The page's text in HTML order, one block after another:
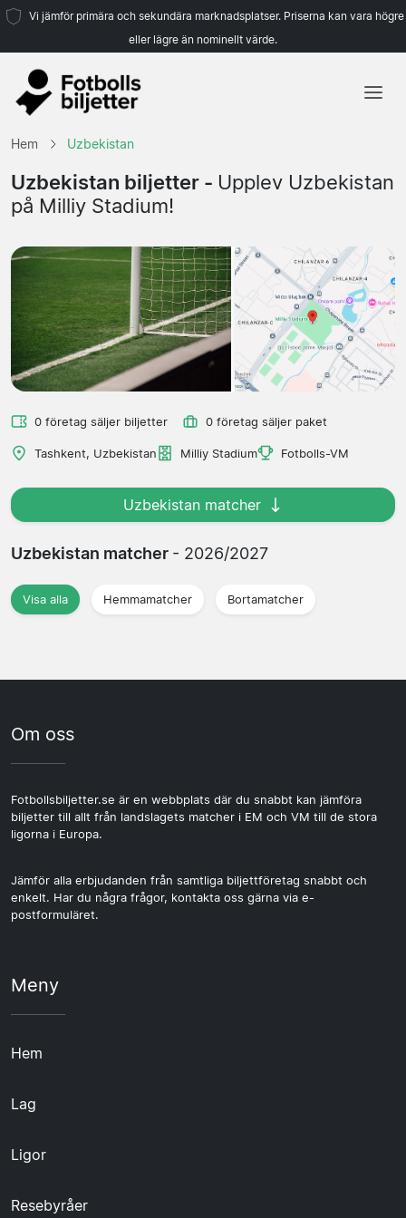
Vi jämför primära och sekundära marknadsplatser. Priserna kan vara högre
eller lägre än nominellt värde.
Hem Uzbekistan
Uzbekistan biljetter - Upplev Uzbekistan
på Milliy Stadium!
0 företag säljer biljetter 0 företag säljer paket
Tashkent, Uzbekistan Milliy Stadium Fotbolls-VM
Uzbekistan matcher
Uzbekistan matcher - 2026/2027
Visa alla Hemmamatcher Bortamatcher
Om oss
Fotbollsbiljetter.se är en webbplats där du snabbt kan jämföra
biljetter till allt från landslagets matcher i EM och VM till de stora
ligorna i Europa.
Jämför alla erbjudanden från samtliga biljettföretag snabbt och
enkelt. Har du några frågor, kontakta oss gärna via e-
postformuläret.
Meny
Hem
Lag
Ligor
Resebyråer